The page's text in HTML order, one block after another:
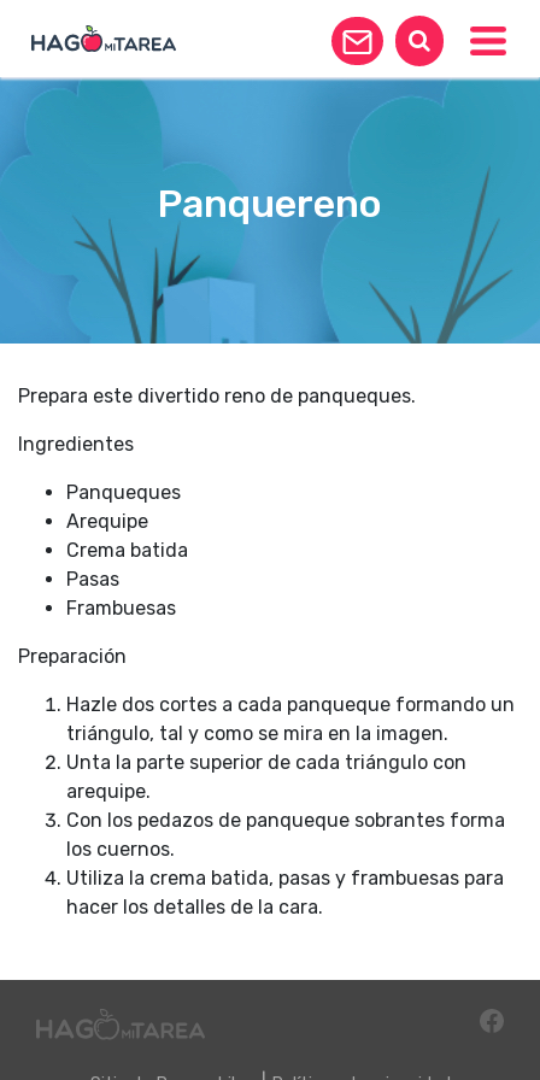
Panquereno
Prepara este divertido reno de panqueques.
Ingredientes
Panqueques
Arequipe
Crema batida
Pasas
Frambuesas
Preparación
Hazle dos cortes a cada panqueque formando un
triángulo, tal y como se mira en la imagen.
Unta la parte superior de cada triángulo con
arequipe.
Con los pedazos de panqueque sobrantes forma
los cuernos.
Utiliza la crema batida, pasas y frambuesas para
hacer los detalles de la cara.